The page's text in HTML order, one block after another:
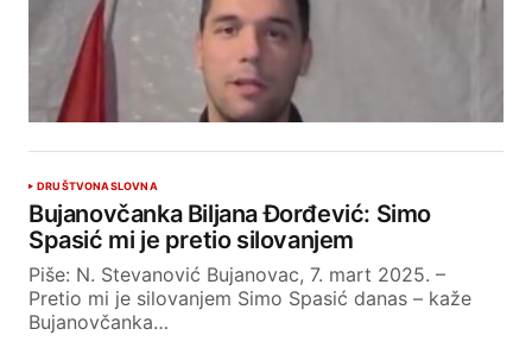
DRUŠTVONASLOVNA
Bujanovčanka Biljana Đorđević: Simo
Spasić mi je pretio silovanjem
Piše: N. Stevanović Bujanovac, 7. mart 2025. –
Pretio mi je silovanjem Simo Spasić danas – kaže
Bujanovčanka…